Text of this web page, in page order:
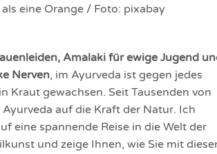
eine Orange / Foto: pixabay
Amalaki für ewige Jugend
Nerven, im Ayurveda ist gegen jedes
Kraut gewachsen. Seit Tausenden von
auf die Kraft der Natur. Ich
eine spannende Reise in die Welt der
und zeige Ihnen, wie Sie mit